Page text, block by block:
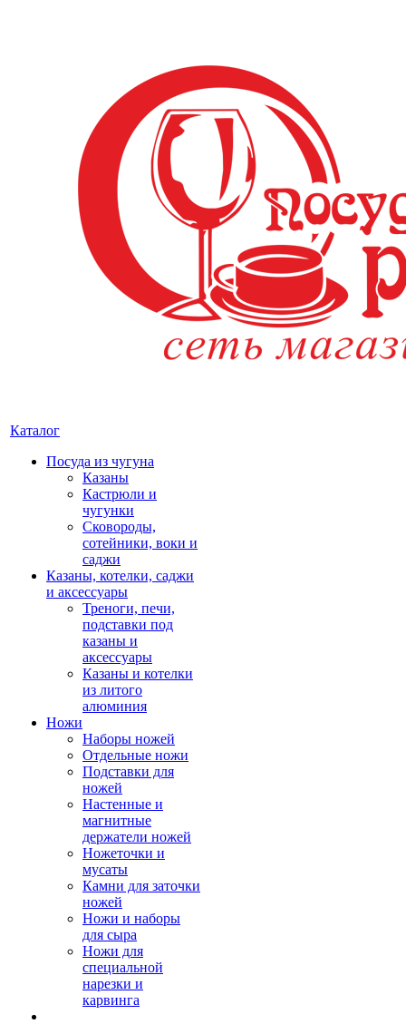
Каталог
Посуда из чугуна
Казаны
Кастрюли и
чугунки
Сковороды,
сотейники, воки и
саджи
Казаны, котелки, саджи
и аксессуары
Треноги, печи,
подставки под
казаны и
аксессуары
Казаны и котелки
из литого
алюминия
Ножи
Наборы ножей
Отдельные ножи
Подставки для
ножей
Настенные и
магнитные
держатели ножей
Ножеточки и
мусаты
Камни для заточки
ножей
Ножи и наборы
для сыра
Ножи для
специальной
нарезки и
карвинга